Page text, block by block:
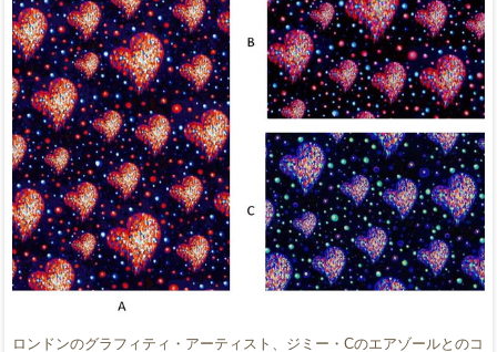
ロンドンのグラフィティ・アーティスト、ジミー・Cのエアゾールとのコ